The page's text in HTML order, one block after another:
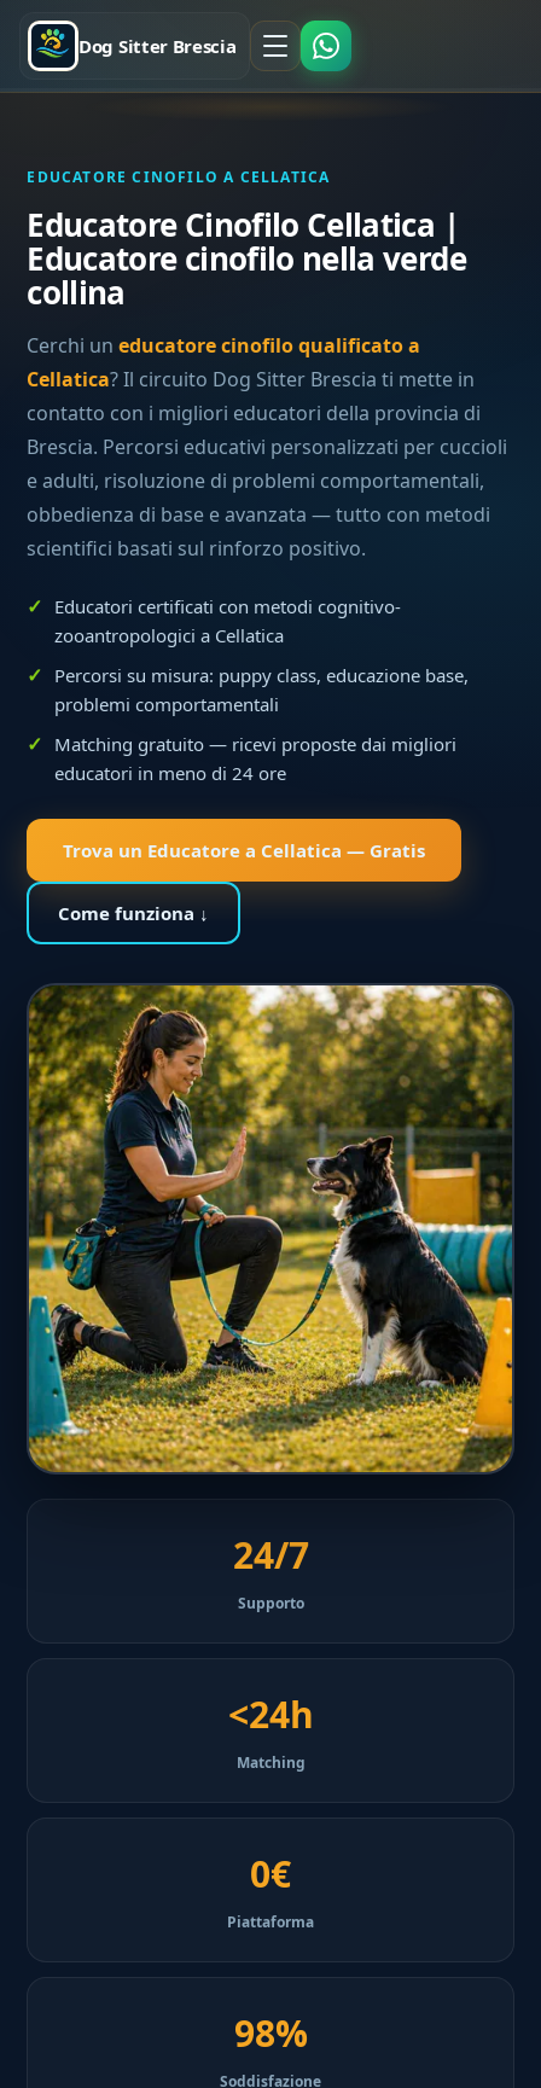
Dog Sitter Brescia
EDUCATORE CINOFILO A CELLATICA
Educatore Cinofilo Cellatica |
Educatore cinofilo nella verde
collina
Cerchi uneducatore cinofilo qualificato a
Cellatica? Il circuito Dog Sitter Brescia ti mette in
contatto con i migliori educatori della provincia di
Brescia. Percorsi educativi personalizzati per cuccioli
e adulti, risoluzione di problemi comportamentali,
obbedienza di base e avanzata — tutto con metodi
scientifici basati sul rinforzo positivo.
Educatori certificati con metodi cognitivo-
zooantropologici a Cellatica
Percorsi su misura: puppy class, educazione base,
problemi comportamentali
Matching gratuito — ricevi proposte dai migliori
educatori in meno di 24 ore
Trova un Educatore a Cellatica — Gratis
Come funziona ↓
24/7
Supporto
<24h
Matching
0€
Piattaforma
98%
Soddisfazione